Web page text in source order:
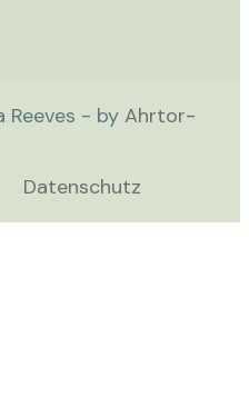
Reeves - by Ahrtor-
Datenschutz